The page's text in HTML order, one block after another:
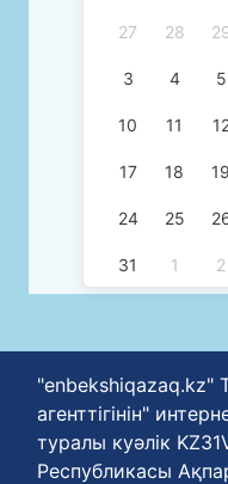
27 28
3 4 5
10 11
17 18 19
24 25
31 1 2
"enbekshiqazaq.kz"
агенттігінін"
туралы куәлік
Республикасы